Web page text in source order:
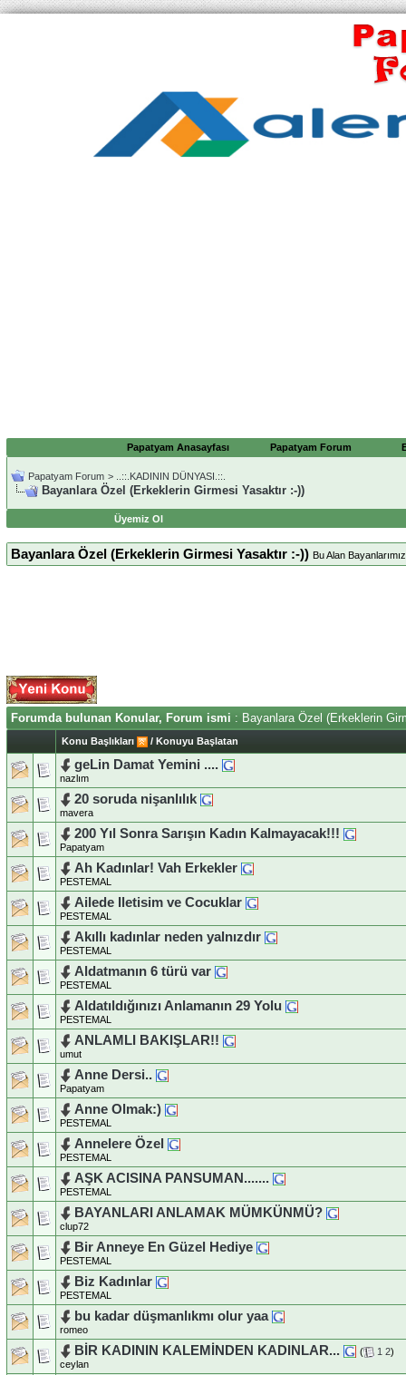
Papatyam Anasayfası Papatyam Forum
Papatyam Forum > ..::.KADININ DÜNYASI.::.
Bayanlara Özel (Erkeklerin Girmesi Yasaktır :-))
Üyemiz Ol
Bayanlara Özel (Erkeklerin Girmesi Yasaktır :-)) Bu Alan
Forumda bulunan Konular, Forum ismi : Bayanlara Özel (Erkeklerin
Konu Başlıkları / Konuyu Başlatan
geLin Damat Yemini ....
nazlım
20 soruda nişanlılık
mavera
200 Yıl Sonra Sarışın Kadın Kalmayacak!!!
Papatyam
Ah Kadınlar! Vah Erkekler
PESTEMAL
Ailede Iletisim ve Cocuklar
PESTEMAL
Akıllı kadınlar neden yalnızdır
PESTEMAL
Aldatmanın 6 türü var
PESTEMAL
Aldatıldığınızı Anlamanın 29 Yolu
PESTEMAL
ANLAMLI BAKIŞLAR!!
umut
Anne Dersi..
Papatyam
Anne Olmak:)
PESTEMAL
Annelere Özel
PESTEMAL
AŞK ACISINA PANSUMAN.......
PESTEMAL
BAYANLARI ANLAMAK MÜMKÜNMÜ?
clup72
Bir Anneye En Güzel Hediye
PESTEMAL
Biz Kadınlar
PESTEMAL
bu kadar düşmanlıkmı olur yaa
romeo
BİR KADININ KALEMİNDEN KADINLAR... ( 1 2)
ceylan